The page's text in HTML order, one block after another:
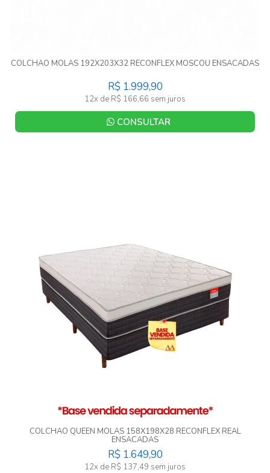
COLCHAO MOLAS 192X203X32 RECONFLEX MOSCOU ENSACADAS
R$ 1.999,90
12x de R$ 166,66 sem juros
CONSULTAR
COLCHAO QUEEN MOLAS 158X198X28 RECONFLEX REAL
ENSACADAS
R$ 1.649,90
12x de R$ 137,49 sem juros